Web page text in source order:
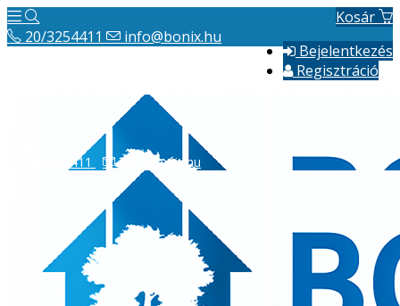
Kosár
Bejelentkezés
Regisztráció
20/3254411 info@bonix.hu
20/3254411 info@bonix.hu